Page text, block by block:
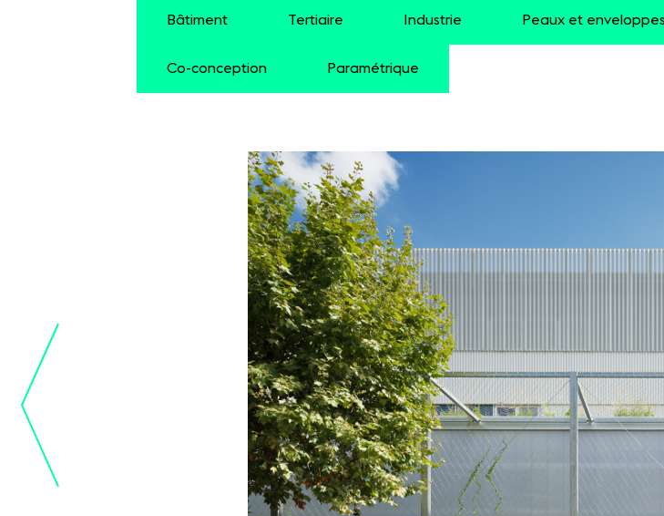
Bâtiment Tertiaire Industrie Peaux et enveloppes
Co-conception Paramétrique